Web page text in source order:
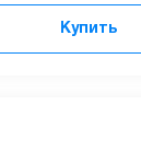
Купить